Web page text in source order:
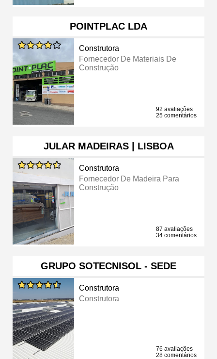
POINTPLAC LDA
Construtora
Fornecedor De Materiais De
Construção
92 avaliações
25 comentários
JULAR MADEIRAS | LISBOA
Construtora
Fornecedor De Madeira Para
Construção
87 avaliações
34 comentários
GRUPO SOTECNISOL - SEDE
Construtora
Construtora
76 avaliações
28 comentários